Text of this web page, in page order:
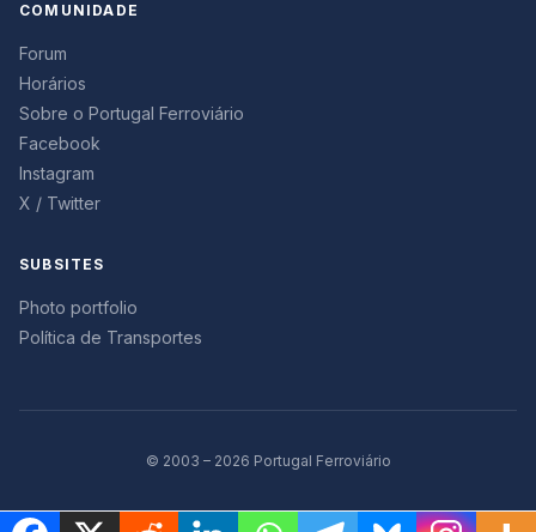
COMUNIDADE
Forum
Horários
Sobre o Portugal Ferroviário
Facebook
Instagram
X / Twitter
SUBSITES
Photo portfolio
Política de Transportes
© 2003 – 2026 Portugal Ferroviário